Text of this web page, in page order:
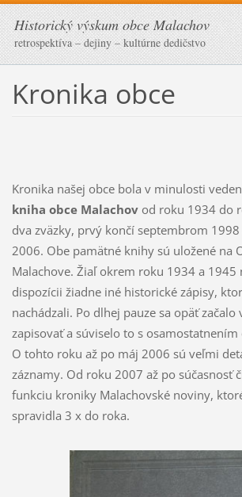
Historický výskum obce Malachov
retrospektíva – dejiny – kultúrne dedičstvo
Kronika obce
Kronika našej obce bola v minulosti
kniha obce Malachovod roku 1934 do
dva zväzky, prvý končí septembrom
2006. Obe pamätné knihy sú uložené na
Malachove. Žiaľ okrem roku 1934 a 1945
dispozícii žiadne iné historické zápisy,
nachádzali. Po dlhej pauze sa opäť začalo
zapisovať a súviselo to s
O tohto roku až po máj 2006 sú veľmi
záznamy. Od roku 2007 až po súčasnosť
funkciu kroniky Malachovské noviny,
spravidla 3 x do roka.